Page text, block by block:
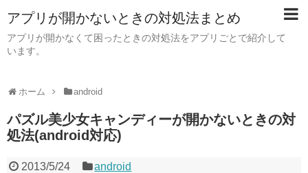
アプリが開かないときの対処法まとめ
アプリが開かなくて困ったときの対処法をアプリごとで紹介して
います。
ホーム android
パズル美少女キャンディーが開かないときの対
処法(android対応)
2013/5/24 android